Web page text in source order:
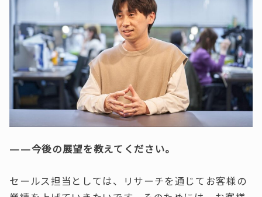
——今後の展望を教えてください。
セールス担当としては、リサーチを通じてお客様の